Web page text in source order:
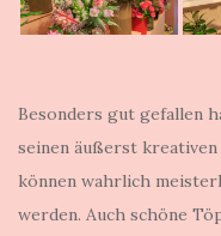
Besonders gut gefallen
seinen äußerst
können wahrlich
werden. Auch schöne